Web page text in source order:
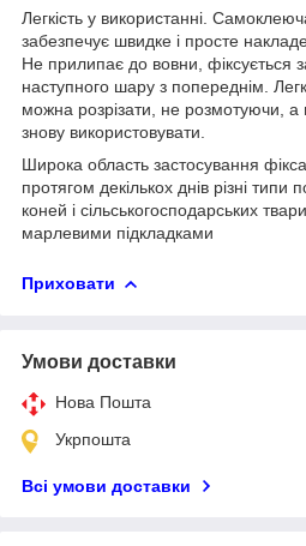
Легкість у використанні.
забезпечує швидке і просте
Не прилипає до вовни, фіксується
наступного шару з попереднім.
можна розрізати, не розмотуючи,
знову використовувати.
Широка область застосування
протягом декількох днів різні типи
коней і сільськогосподарських
марлевими підкладками
Приховати
Умови доставки
Нова Пошта
Укрпошта
Всі умови доставки